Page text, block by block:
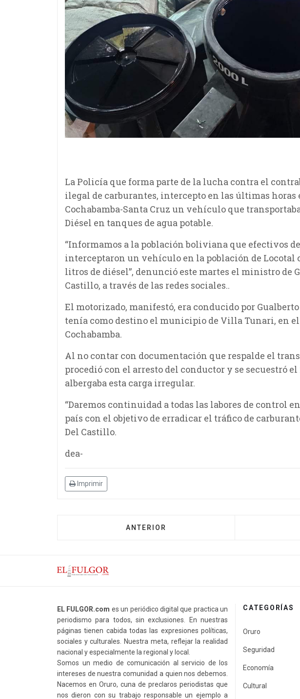
La Policía que forma parte de la lucha contra el
ilegal de carburantes, intercepto en las últimas horas
Cochabamba-Santa Cruz un vehículo que
Diésel en tanques de agua potable.
“Informamos a la población boliviana que efectivos
interceptaron un vehículo en la población de Locotal
litros de diésel”, denunció este martes el ministro de
Castillo, a través de las redes sociales..
El motorizado, manifestó, era conducido por
tenía como destino el municipio de Villa Tunari, en
Cochabamba.
Al no contar con documentación que respalde el
procedió con el arresto del conductor y se secuestró
albergaba esta carga irregular.
“Daremos continuidad a todas las labores de control
país con el objetivo de erradicar el tráfico de
Del Castillo.
dea-
Imprimir
ANTERIOR
EL FULGOR.com es un periódico digital que practica un
periodismo para todos, sin exclusiones. En nuestras
páginas tienen cabida todas las expresiones políticas,
sociales y culturales. Nuestra meta, reflejar la realidad
nacional y especialmente la regional y local.
Somos un medio de comunicación al servicio de los
intereses de nuestra comunidad a quien nos debemos.
Nacemos en Oruro, cuna de preclaros periodistas que
nos dieron con su trabajo responsable un ejemplo a
CATEGORÍAS
Oruro
Seguridad
Economía
Cultural